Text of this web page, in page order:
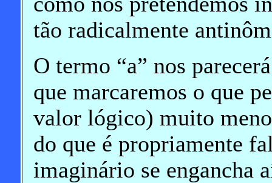
tão radicalmente
O termo “a” nos
que marcaremos o que
valor lógico) muito
do que é propriamente
imaginário se engancha